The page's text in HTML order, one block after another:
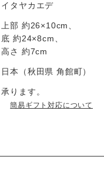
イタヤカエデ
上部 約26×10cm、
底 約24×8cm、
高さ 約7cm
日本（秋田県 角館町）
承ります。
簡易ギフト対応について